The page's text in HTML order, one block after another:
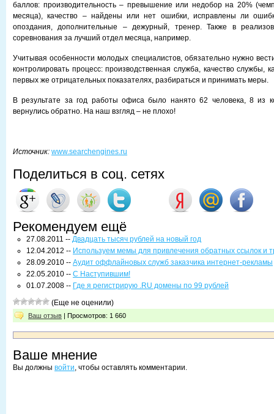
баллов: производительность – превышение или недобор на 20%
месяца), качество – найдены или нет ошибки, исправлены ли
опоздания, дополнительные – дежурный, тренер. Также в
соревнования за лучший отдел месяца, например.
Учитывая особенности молодых специалистов, обязательно нужно
контролировать процесс: производственная служба, качество службы,
первых же отрицательных показателях, разбираться и принимать меры.
В результате за год работы офиса было нанято 62 человека, 8 из
вернулись обратно. На наш взгляд – не плохо!
Источник: www.searchengines.ru
Поделиться в соц. сетях
Рекомендуем ещё
27.08.2011 -- Двадцать тысяч рублей на новый год
12.04.2012 -- Используем мемы для привлечения обратных ссылок и
28.09.2010 -- Аудит оффлайновых служб заказчика интернет-рекламы
22.05.2010 -- С Наступившим!
01.07.2008 -- Где я регистрирую .RU домены по 99 рублей
(Еще не оценили)
Ваш отзыв | Просмотров: 1 660
Ваше мнение
Вы должны войти, чтобы оставлять комментарии.